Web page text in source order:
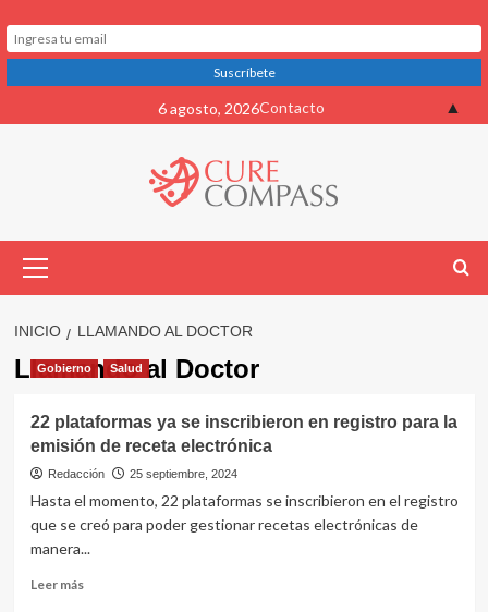
al
6 agosto, 2026Contacto
primario
INICIO LLAMANDO AL DOCTOR
Llamando al Doctor
Gobierno Salud
22 plataformas ya se inscribieron en registro para la
emisión de receta electrónica
Redacción 25 septiembre, 2024
Hasta el momento, 22 plataformas se inscribieron en el registro
que se creó para poder gestionar recetas electrónicas de
manera...
Leer másLeer
▲